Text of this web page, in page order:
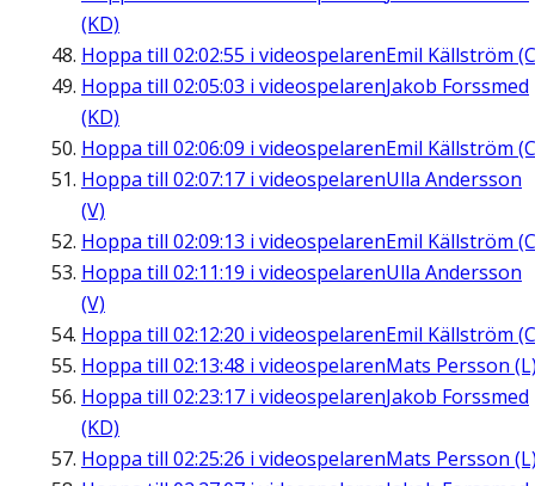
(KD)
Hoppa till 02:02:55 i videospelarenEmil Källström
Hoppa till 02:05:03 i videospelarenJakob Forssmed
(KD)
Hoppa till 02:06:09 i videospelarenEmil Källström
Hoppa till 02:07:17 i videospelarenUlla Andersson
(V)
Hoppa till 02:09:13 i videospelarenEmil Källström
Hoppa till 02:11:19 i videospelarenUlla Andersson
(V)
Hoppa till 02:12:20 i videospelarenEmil Källström
Hoppa till 02:13:48 i videospelarenMats Persson
Hoppa till 02:23:17 i videospelarenJakob Forssmed
(KD)
Hoppa till 02:25:26 i videospelarenMats Persson